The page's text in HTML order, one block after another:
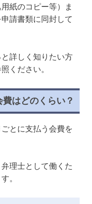
紙のコピー等）ま
請書類に同封して
詳しく知りたい方
ください。
はどのくらい？
とに支払う会費を
理士として働くた
。